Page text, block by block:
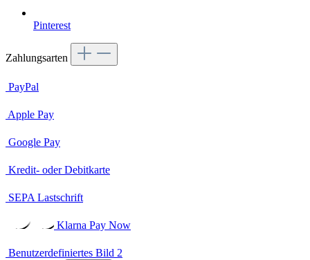
Pinterest
Zahlungsarten
PayPal
Apple Pay
Google Pay
Kredit- oder Debitkarte
SEPA Lastschrift
Klarna Pay Now
Benutzerdefiniertes Bild 2